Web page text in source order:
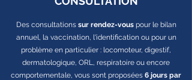
Des consultations sur rendez-vouspour le bilan
annuel, la vaccination, l'identification ou pour un
problème en particulier : locomoteur, digestif,
dermatologique, ORL, respiratoire ou encore
comportementale, vous sont proposées 6 jours par